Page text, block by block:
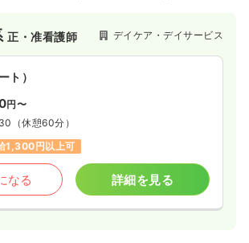
、お出かけや季節のイベントなど、子ども
ための多彩なプログラムを実践しており、
間近で支えたい方にとって、やりがいを実
っています。
正・准看護師 デイケア・デイサービス
ト）
円〜
（休憩60分）
1,300円以上可
なる 詳細を見る